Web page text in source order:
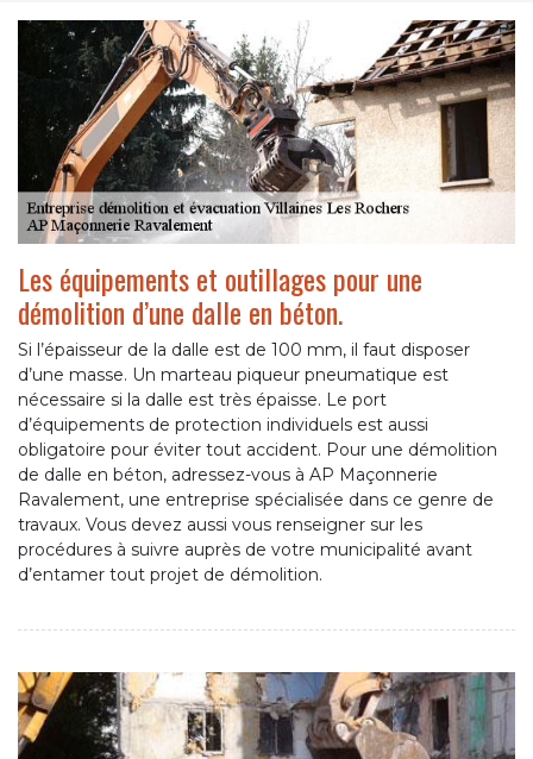
Les équipements et outillages pour une
démolition d’une dalle en béton.
Si l’épaisseur de la dalle est de 100 mm, il faut disposer
d’une masse. Un marteau piqueur pneumatique est
nécessaire si la dalle est très épaisse. Le port
d’équipements de protection individuels est aussi
obligatoire pour éviter tout accident. Pour une démolition
de dalle en béton, adressez-vous à AP Maçonnerie
Ravalement, une entreprise spécialisée dans ce genre de
travaux. Vous devez aussi vous renseigner sur les
procédures à suivre auprès de votre municipalité avant
d’entamer tout projet de démolition.